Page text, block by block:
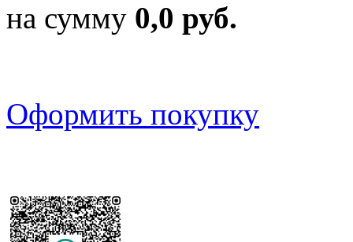
на сумму 0,0 руб.
Оформить покупку